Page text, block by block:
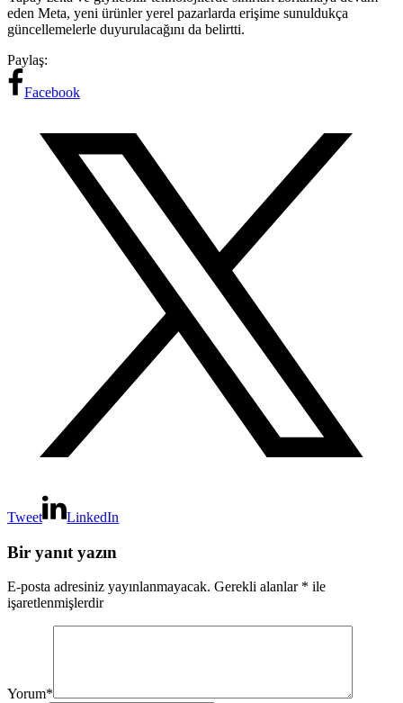
eden Meta, yeni ürünler yerel pazarlarda erişime sunuldukça
güncellemelerle duyurulacağını da belirtti.
Paylaş:
Facebook
Tweet LinkedIn
Bir yanıt yazın
E-posta adresiniz yayınlanmayacak. Gerekli alanlar * ile
işaretlenmişlerdir
Yorum*